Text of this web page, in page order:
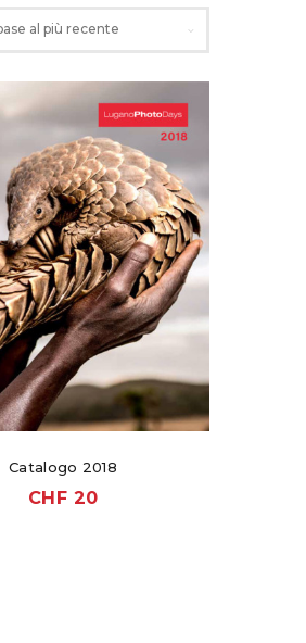
Catalogo 2018
CHF 20